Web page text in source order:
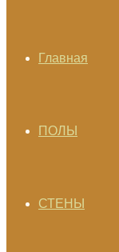
Главная
ПОЛЫ
СТЕНЫ